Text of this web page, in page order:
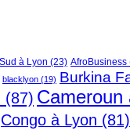
à Lyon (23) AfroBusiness
blacklyon (19) Burkina
(87) Cameroun
Congo à Lyon (81)